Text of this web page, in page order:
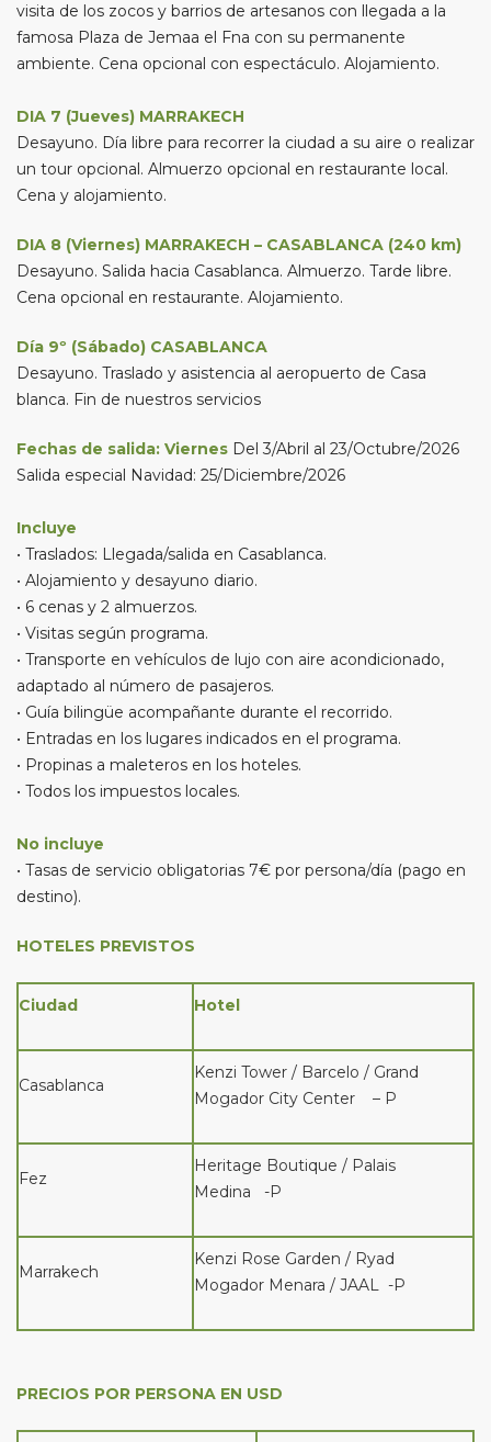
visita de los zocos y barrios de artesanos con llegada a la
famosa Plaza de Jemaa el Fna con su permanente
ambiente. Cena opcional con espectáculo. Alojamiento.
DIA 7 (Jueves) MARRAKECH
Desayuno. Día libre para recorrer la ciudad a su aire o realizar
un tour opcional. Almuerzo opcional en restaurante local.
Cena y alojamiento.
DIA 8 (Viernes) MARRAKECH – CASABLANCA (240 km)
Desayuno. Salida hacia Casablanca. Almuerzo. Tarde libre.
Cena opcional en restaurante. Alojamiento.
Día 9º (Sábado) CASABLANCA
Desayuno. Traslado y asistencia al aeropuerto de Casa
blanca. Fin de nuestros servicios
Fechas de salida: Viernes Del 3/Abril al 23/Octubre/2026
Salida especial Navidad: 25/Diciembre/2026
Incluye
• Traslados: Llegada/salida en Casablanca.
• Alojamiento y desayuno diario.
• 6 cenas y 2 almuerzos.
• Visitas según programa.
• Transporte en vehículos de lujo con aire acondicionado,
adaptado al número de pasajeros.
• Guía bilingüe acompañante durante el recorrido.
• Entradas en los lugares indicados en el programa.
• Propinas a maleteros en los hoteles.
• Todos los impuestos locales.
No incluye
• Tasas de servicio obligatorias 7€ por persona/día (pago en
destino).
HOTELES PREVISTOS
Ciudad Hotel
Casablanca
Kenzi Tower / Barcelo / Grand
Mogador City Center – P
Fez
Heritage Boutique / Palais
Medina -P
Marrakech
Kenzi Rose Garden / Ryad
Mogador Menara / JAAL -P
PRECIOS POR PERSONA EN USD